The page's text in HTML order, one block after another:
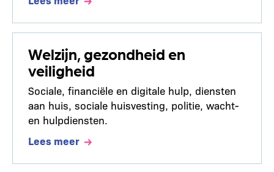
Welzijn, gezondheid en
veiligheid
Sociale, financiële en digitale hulp, diensten
aan huis, sociale huisvesting, politie, wacht-
en hulpdiensten.
Lees meer